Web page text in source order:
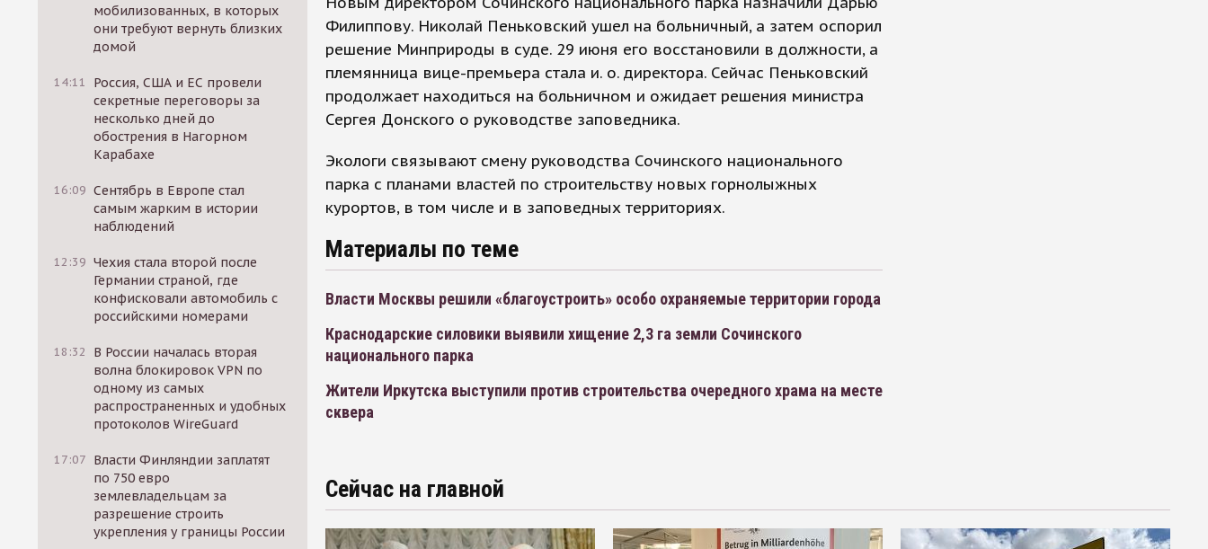
мобилизованных, в которых
они требуют вернуть близких
домой
14:11
Россия, США и ЕС провели
секретные переговоры за
несколько дней до
обострения в Нагорном
Карабахе
16:09 Сентябрь в Европе стал
самым жарким в истории
наблюдений
12:39 Чехия стала второй после
Германии страной, где
конфисковали автомобиль с
российскими номерами
18:32
В России началась вторая
волна блокировок VPN по
одному из самых
распространенных и удобных
протоколов WireGuard
17:07 Власти Финляндии заплатят
по 750 евро
землевладельцам за
разрешение строить
укрепления у границы России
Филиппову. Николай Пеньковский ушел на больничный, а затем оспорил
решение Минприроды в суде. 29 июня его восстановили в должности, а
племянница вице-премьера стала и. о. директора. Сейчас Пеньковский
продолжает находиться на больничном и ожидает решения министра
Сергея Донского о руководстве заповедника.
Экологи связывают смену руководства Сочинского национального
парка с планами властей по строительству новых горнолыжных
курортов, в том числе и в заповедных территориях.
Материалы по теме
Власти Москвы решили «благоустроить» особо охраняемые территории города
Краснодарские силовики выявили хищение 2,3 га земли Сочинского
национального парка
Жители Иркутска выступили против строительства очередного храма на месте
сквера
Сейчас на главной